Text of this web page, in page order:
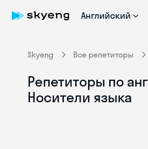
Английский
Skyeng Все репетиторы
Репетиторы по
Носители языка